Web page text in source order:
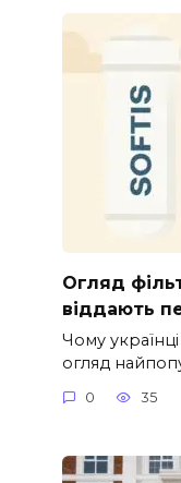
Огляд
віддають
Чому
огляд
0 35